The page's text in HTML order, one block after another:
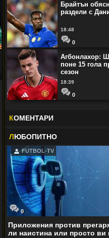
Брайтън
раздели с
18:48
0
Агбонлахор:
поне 15 гола
сезон
18:39
0
КОМЕНТАРИ
ЛЮБОПИТНО
FUTBOL-TV
0
Приложения против
ли наистина или просто ви